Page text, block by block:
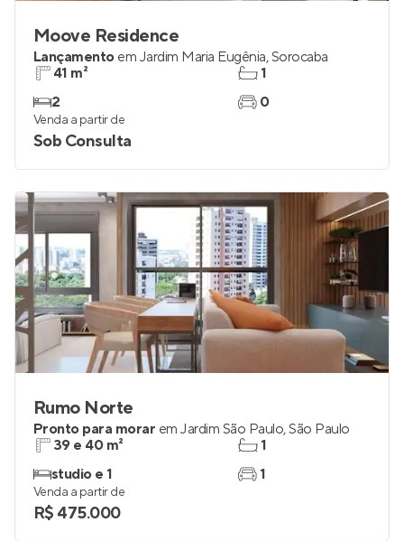
Moove Residence
Lançamento em Jardim Maria Eugênia,Sorocaba
41 m²
2
1
0
Venda a partir de
Sob Consulta
Rumo Norte
Pronto para morar em Jardim São Paulo,São Paulo
39 e 40 m²
studio e 1
1
1
Venda a partir de
R$ 475.000